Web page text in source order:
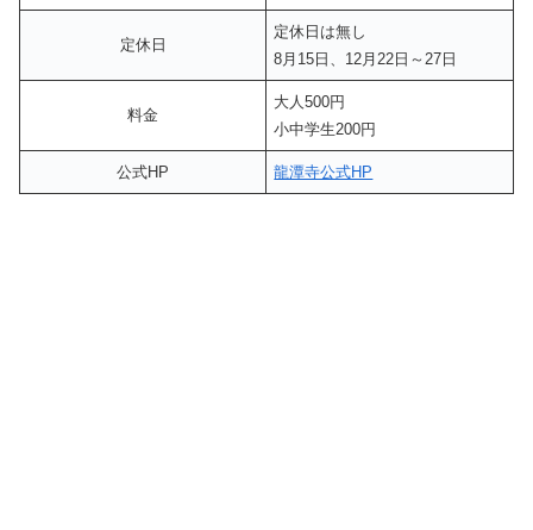
定休日
定休日は無し
8月15日、12月22日～27日
料金
大人500円
小中学生200円
公式HP 龍潭寺公式HP